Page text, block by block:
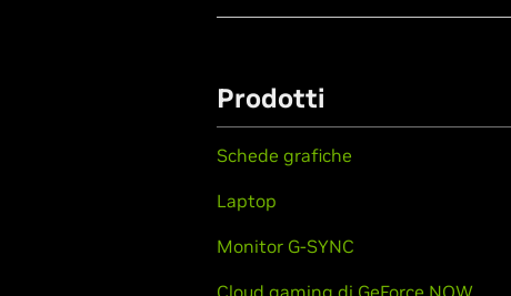
Prodotti
Schede grafiche
Laptop
Monitor G-SYNC
Cloud gaming di GeForce NOW